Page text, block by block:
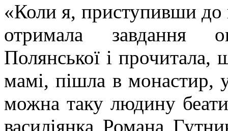
«Коли я, приступивши до
отримала завдання
Полянської і
мамі, пішла в монастир,
можна таку людину
василіянка Романа